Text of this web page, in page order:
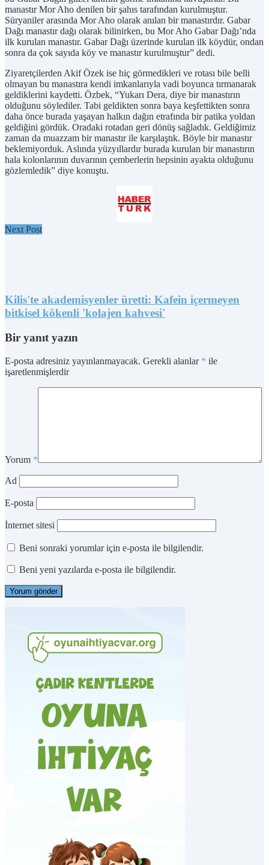
manastır Mor Aho denilen bir şahıs tarafından kurulmuştur.
Süryaniler arasında Mor Aho olarak anılan bir manastırdır. Gabar
Dağı manastır dağı olarak bilinirken, bu Mor Aho Gabar Dağı’nda
ilk kurulan manastır. Gabar Dağı üzerinde kurulan ilk köydür, ondan
sonra da çok sayıda köy ve manastır kurulmuştur” dedi.
Ziyaretçilerden Akif Özek ise hiç görmedikleri ve rotası bile belli
olmayan bu manastıra kendi imkanlarıyla vadi boyunca tırmanarak
geldiklerini kaydetti. Özbek, “Yukarı Dera, diye bir manastırın
olduğunu söylediler. Tabi geldikten sonra baya keşfettikten sonra
daha önce burada yaşayan halkın dağın etrafında bir patika yoldan
geldiğini gördük. Oradaki rotadan geri dönüş sağladık. Geldiğimiz
zaman da muazzam bir manastır ile karşılaştık. Böyle bir manastır
beklemiyorduk. Aslında yüzyıllardır burada kurulan bir manastırın
hala kolonlarının duvarının çemberlerin hepsinin ayakta olduğunu
gözlemledik” diye konuştu.
Next Post
Kilis'te akademisyenler üretti: Kafein içermeyen
bitkisel kökenli 'kolajen kahvesi'
Bir yanıt yazın
E-posta adresiniz yayınlanmayacak. Gerekli alanlar * ile
işaretlenmişlerdir
Yorum *
Ad
E-posta
İnternet sitesi
Beni sonraki yorumlar için e-posta ile bilgilendir.
Beni yeni yazılarda e-posta ile bilgilendir.